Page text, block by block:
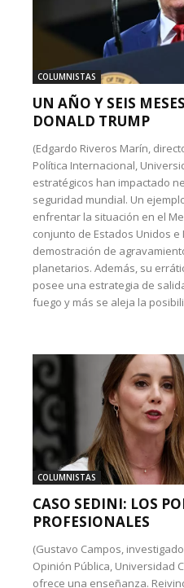
COLUMNISTAS
UN AÑO Y SEIS
DONALD TRUMP
(Edgardo Riveros Marín,
Política Internacional,
estratégicos han impactado
seguridad mundial. Un
enfrentar la situación en el
conjunto de Estados Unidos
demostración de
planetarios. Además, su
posee una estrategia de
fuego y más se aleja la
COLUMNISTAS
CASO SEDINI: LOS
PROFESIONALES
(Gustavo Campos,
Opinión Pública, Universidad
ofrece una enseñanza.